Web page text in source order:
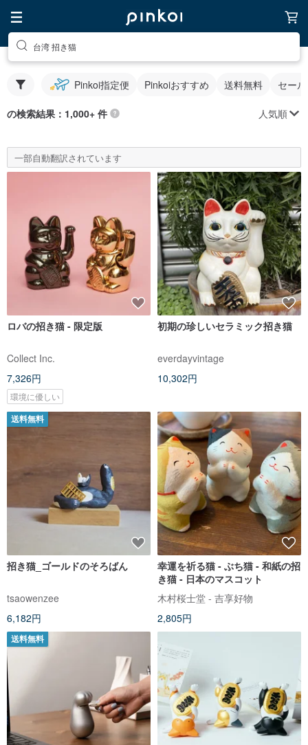
台湾 招き猫
Pinkoi指定便 Pinkoiおすすめ 送料無料 セー
の検索結果：1,000+ 件 人気順
一部自動翻訳されています
ロバの招き猫 - 限定版
Collect Inc.
7,326円
環境に優しい
初期の珍しいセラミック招き猫
everdayvintage
10,302円
送料無料
招き猫_ゴールドのそろばん
tsaowenzee
6,182円
幸運を祈る猫 - ぶち猫 - 和紙の招
き猫 - 日本のマスコット
木村桜士堂 - 吉享好物
2,805円
送料無料